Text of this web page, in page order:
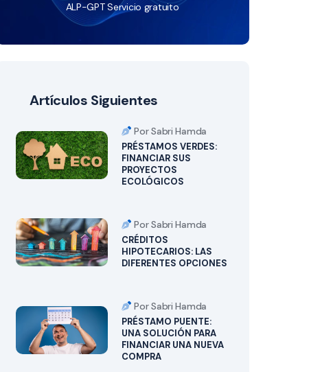
ALP-GPT Servicio gratuito
Artículos Siguientes
Por Sabri Hamda
PRÉSTAMOS VERDES:
FINANCIAR SUS
PROYECTOS
ECOLÓGICOS
Por Sabri Hamda
CRÉDITOS
HIPOTECARIOS: LAS
DIFERENTES OPCIONES
Por Sabri Hamda
PRÉSTAMO PUENTE:
UNA SOLUCIÓN PARA
FINANCIAR UNA NUEVA
COMPRA